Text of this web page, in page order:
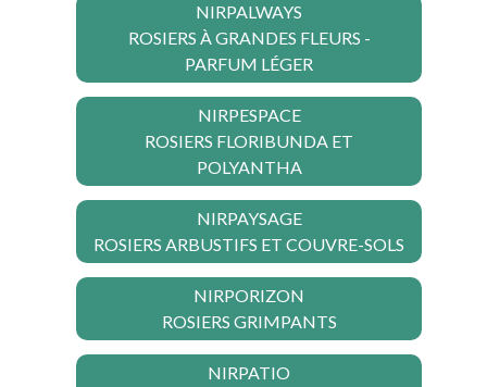
NIRPALWAYS
ROSIERS À GRANDES FLEURS -
PARFUM LÉGER
NIRPESPACE
ROSIERS FLORIBUNDA ET
POLYANTHA
NIRPAYSAGE
ROSIERS ARBUSTIFS ET COUVRE-SOLS
NIRPORIZON
ROSIERS GRIMPANTS
NIRPATIO